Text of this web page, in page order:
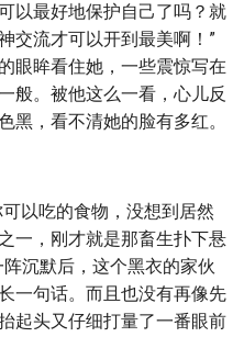
以最好地保护自己了吗？就
交流才可以开到最美啊！”
眼眸看住她，一些震惊写在
般。被他这么一看，心儿反
黑，看不清她的脸有多红。
以吃的食物，没想到居然
一，刚才就是那畜生扑下悬
沉默后，这个黑衣的家伙
一句话。而且也没有再像先
起头又仔细打量了一番眼前